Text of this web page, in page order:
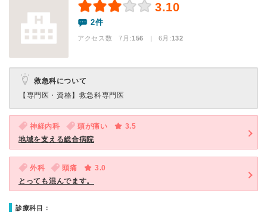
3.10
2件
アクセス数 7月:156 | 6月:132
救急科について
【専門医・資格】 救急科専門医
神経内科 頭が痛い
3.5
地域を支える総合病院
外科 頭痛
3.0
とっても混んでます。
診療科目：